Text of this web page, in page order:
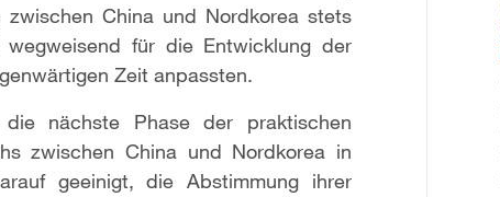
China und Nordkorea stets
für die Entwicklung der
Zeit anpassten.
nächste Phase der praktischen
zwischen China und Nordkorea in
geeinigt, die Abstimmung ihrer